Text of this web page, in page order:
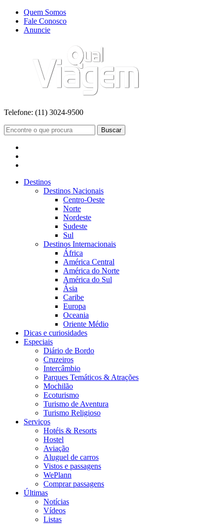
Quem Somos
Fale Conosco
Anuncie
Telefone: (11) 3024-9500
Buscar
Destinos
Destinos Nacionais
Centro-Oeste
Norte
Nordeste
Sudeste
Sul
Destinos Internacionais
África
América Central
América do Norte
América do Sul
Ásia
Caribe
Europa
Oceania
Oriente Médio
Dicas e curiosidades
Especiais
Diário de Bordo
Cruzeiros
Intercâmbio
Parques Temáticos & Atrações
Mochilão
Ecoturismo
Turismo de Aventura
Turismo Religioso
Serviços
Hotéis & Resorts
Hostel
Aviação
Aluguel de carros
Vistos e passagens
WePlann
Comprar passagens
Últimas
Notícias
Vídeos
Listas